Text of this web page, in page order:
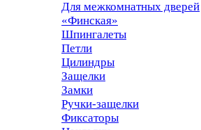
Для межкомнатных дверей
«Финская»
Шпингалеты
Петли
Цилиндры
Защелки
Замки
Ручки-защелки
Фиксаторы